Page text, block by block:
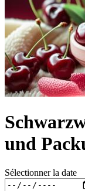
und
Sélectionner la date